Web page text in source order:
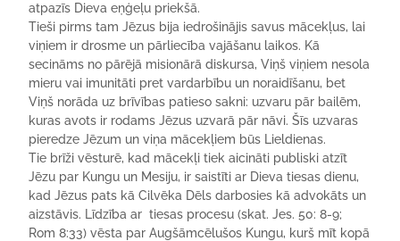
atpazīs Dieva eņģeļu priekšā.
Tieši pirms tam Jēzus bija iedrošinājis savus mācekļus, lai
viņiem ir drosme un pārliecība vajāšanu laikos. Kā
secināms no pārējā misionārā diskursa, Viņš viņiem nesola
mieru vai imunitāti pret vardarbību un noraidīšanu, bet
Viņš norāda uz brīvības patieso sakni: uzvaru pār bailēm,
kuras avots ir rodams Jēzus uzvarā pār nāvi. Šīs uzvaras
pieredze Jēzum un viņa mācekļiem būs Lieldienas.
Tie brīži vēsturē, kad mācekļi tiek aicināti publiski atzīt
Jēzu par Kungu un Mesiju, ir saistīti ar Dieva tiesas dienu,
kad Jēzus pats kā Cilvēka Dēls darbosies kā advokāts un
aizstāvis. Līdzība ar tiesas procesu (skat. Jes. 50: 8-9;
Rom 8:33) vēsta par Augšāmcēlušos Kungu, kurš mīt kopā